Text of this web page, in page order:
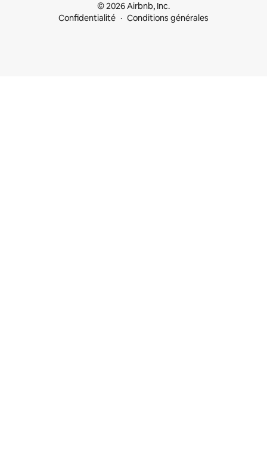
© 2026 Airbnb, Inc.
Confidentialité
Conditions générales